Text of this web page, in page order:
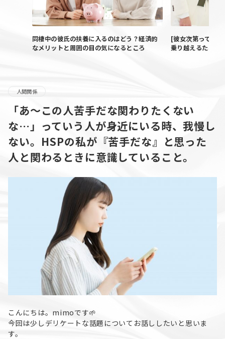
同棲中の彼氏の扶養に入るのはどう？経済的
なメリットと周囲の目の気になるところ
[彼女次第って言
乗り越えるために
人間関係
「あ〜この人苦手だな関わりたくない
な…」っていう人が身近にいる時、我慢し
ない。HSPの私が『苦手だな』と思った
人と関わるときに意識していること。
こんにちは。mimoです🌱
今回は少しデリケートな話題についてお話ししたいと思いま
す。